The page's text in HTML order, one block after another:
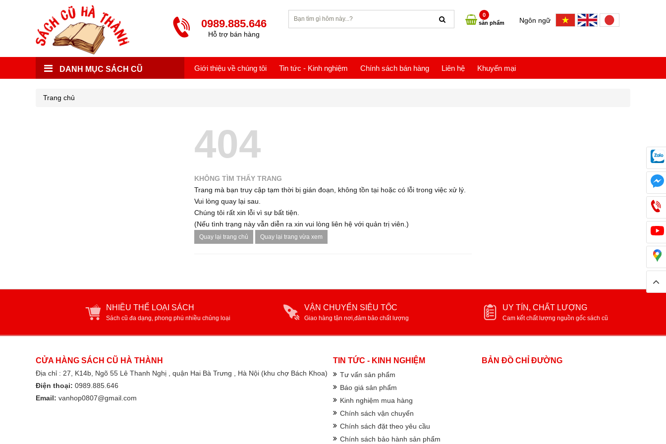
0989.885.646
Hỗ trợ bán hàng
0
sản phẩm
Ngôn ngữ
DANH MỤC SÁCH CŨ Giới thiệu về chúng tôi Tin tức - Kinh nghiệm Chính sách bán hàng Liên hệ Khuyến mại
Trang chủ
404
KHÔNG TÌM THẤY TRANG
Trang mà bạn truy cập tạm thời bị gián đoạn, không tồn tại hoặc có lỗi trong việc xử lý.
Vui lòng quay lại sau.
Chúng tôi rất xin lỗi vì sự bất tiện.
(Nếu tình trạng này vẫn diễn ra xin vui lòng liên hệ với quản trị viên.)
Quay lại trang chủ Quay lại trang vừa xem
NHIỀU THỂ LOẠI SÁCH
Sách cũ đa dạng, phong phú nhiều chủng loại
VẬN CHUYỂN SIÊU TỐC
Giao hàng tận nơi,đảm bảo chất lượng
UY TÍN, CHẤT LƯỢNG
Cam kết chất lượng nguồn gốc sách cũ
CỬA HÀNG SÁCH CŨ HÀ THÀNH
Địa chỉ : 27, K14b, Ngõ 55 Lê Thanh Nghị , quận Hai Bà Trưng , Hà Nội (khu chợ Bách Khoa)
Điện thoại: 0989.885.646
Email: vanhop0807@gmail.com
TIN TỨC - KINH NGHIỆM
Tư vấn sản phẩm
Báo giá sản phẩm
Kinh nghiệm mua hàng
Chính sách vận chuyển
Chính sách đặt theo yêu cầu
Chính sách bảo hành sản phẩm
BẢN ĐỒ CHỈ ĐƯỜNG